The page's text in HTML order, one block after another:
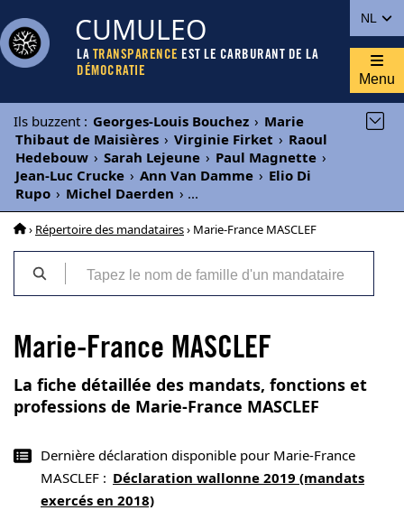
NL
CUMULEO
LA TRANSPARENCE EST LE CARBURANT DE LA
DÉMOCRATIE
Menu
Ils buzzent : Georges-Louis Bouchez › Marie
Thibaut de Maisières › Virginie Firket › Raoul
Hedebouw › Sarah Lejeune › Paul Magnette ›
Jean-Luc Crucke › Ann Van Damme › Elio Di
Rupo › Michel Daerden › ...
› Répertoire des mandataires› Marie-France MASCLEF
Marie-France MASCLEF
La fiche détaillée des mandats, fonctions et
professions de Marie-France MASCLEF
Dernière déclaration disponible pour Marie-France
MASCLEF : Déclaration wallonne 2019 (mandats
exercés en 2018)